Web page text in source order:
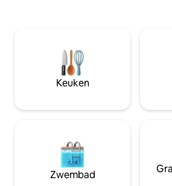
voor twee die je uitnodigt om te
ontspannen en gewoon 'te zijn', om op
haar best off-grid te gaan en opnieuw
contact te maken met moeder natuur.
Keuken
Zwembad